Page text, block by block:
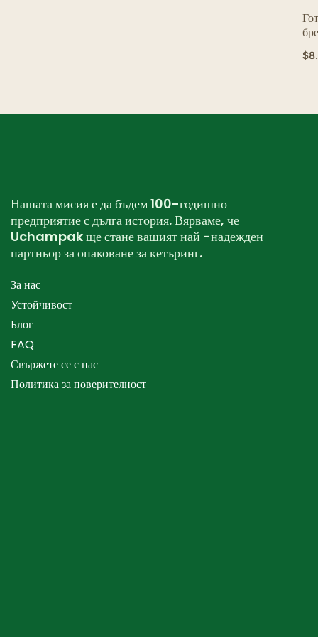
$
Нашата мисия е да бъдем 100-годишно
предприятие с дълга история. Вярваме, че
Uchampak ще стане вашият най -надежден
партньор за опаковане за кетъринг.
За нас
Устойчивост
Блог
FAQ
Свържете се с нас
Политика за поверителност